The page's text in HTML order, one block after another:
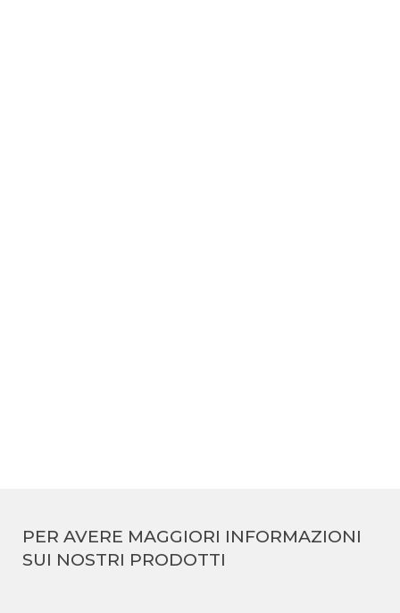
PER AVERE MAGGIORI INFORMAZIONI
SUI NOSTRI PRODOTTI